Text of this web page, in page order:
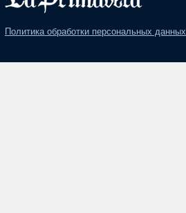
Политика обработки персональных данных